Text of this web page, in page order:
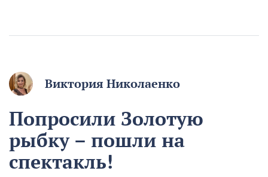
Виктория Николаенко
Попросили Золотую
рыбку – пошли на
спектакль!